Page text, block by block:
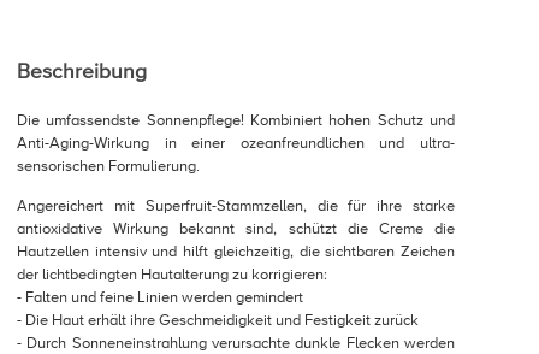
Beschreibung
Die umfassendste Sonnenpflege! Kombiniert hohen Schutz und
Anti-Aging-Wirkung in einer ozeanfreundlichen und ultra-
sensorischen Formulierung.
Angereichert mit Superfruit-Stammzellen, die für ihre starke
antioxidative Wirkung bekannt sind, schützt die Creme die
Hautzellen intensiv und hilft gleichzeitig, die sichtbaren Zeichen
der lichtbedingten Hautalterung zu korrigieren:
- Falten und feine Linien werden gemindert
- Die Haut erhält ihre Geschmeidigkeit und Festigkeit zurück
- Durch Sonneneinstrahlung verursachte dunkle Flecken werden